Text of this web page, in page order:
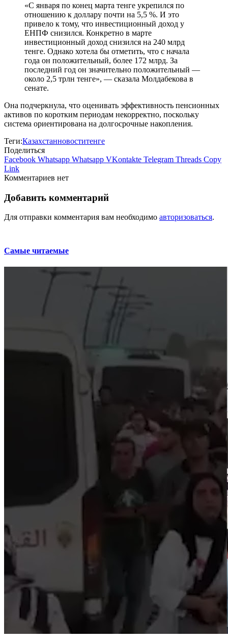
«С января по конец марта тенге укрепился по
отношению к доллару почти на 5,5 %. И это
привело к тому, что инвестиционный доход у
ЕНПФ снизился. Конкретно в марте
инвестиционный доход снизился на 240 млрд
тенге. Однако хотела бы отметить, что с начала
года он положительный, более 172 млрд. За
последний год он значительно положительный —
около 2,5 трлн тенге», — сказала Молдабекова в
сенате.
Она подчеркнула, что оценивать эффективность пенсионных
активов по коротким периодам некорректно, поскольку
система ориентирована на долгосрочные накопления.
Теги:Казахстанновоститенге
Поделиться
Facebook Whatsapp Whatsapp VKontakte Telegram Threads Copy
Link
Комментариев нет
Добавить комментарий
Для отправки комментария вам необходимо авторизоваться.
Самые читаемые